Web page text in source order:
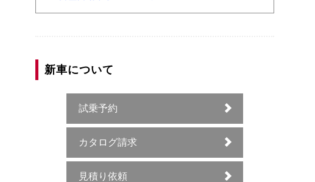
新車について
試乗予約
カタログ請求
見積り依頼